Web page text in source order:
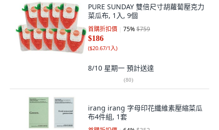
PURE SUNDAY 雙倍尺寸胡蘿蔔壓克力
菜瓜布, 1入, 9個
首購折扣價 75%$759
$186
($20.67/1入)
8/10 星期一 預計送達
(80)
irang irang 字母印花纖維素壓縮菜瓜
布4件組, 1套